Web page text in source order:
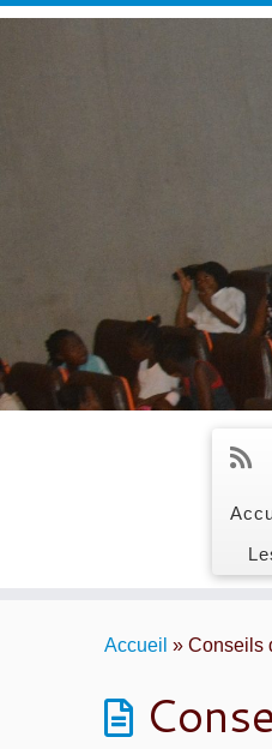
Accueil » Conseils